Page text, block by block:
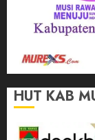
HUT KAB